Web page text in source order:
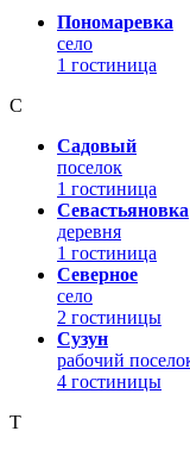
Пономаревка
село
1 гостиница
С
Садовый
поселок
1 гостиница
Севастьяновка
деревня
1 гостиница
Северное
село
2 гостиницы
Сузун
рабочий
4 гостиницы
Т